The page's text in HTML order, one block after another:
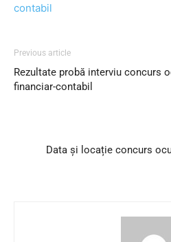
contabil
Previous article
Rezultate probă interviu concurs
financiar-contabil
Data și locație concurs